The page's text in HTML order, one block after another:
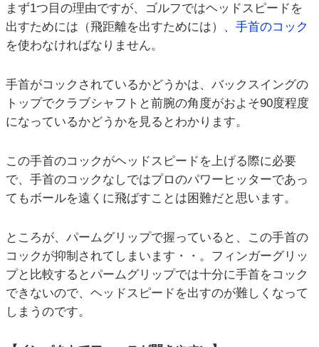
まず1つ目の理由ですが、ゴルフではヘッドスピードを
出すためには（飛距離を出すためには）、 手首のコック
を使わなければなりません。
手首がコックされているかどうかは、バックスイングの
トップでクラブシャフトと前腕の角度がおよそ90度程度
になっているかどうかを見るとわかります。
この手首のコックがヘッドスピードを上げる際に必要
で、手首のコックなしではプロのパワーヒッターであっ
てもボールを遠くに飛ばすことは困難だと思います。
ところが、パームグリップで握っていると、この手首の
コックが抑制されてしまいます・・。フィンガーグリッ
プと比較するとパームグリップでは十分に手首をコック
できないので、ヘッドスピードを出すのが難しくなって
しまうのです。